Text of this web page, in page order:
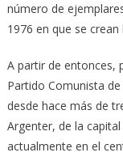
número de
1976 en que se
A partir de entonces,
Partido Comunista
desde hace más de
Argenter, de la
actualmente en el